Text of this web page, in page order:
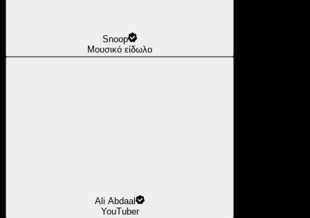
Snoop
Μουσικό είδωλο
Ali Abdaal
YouTuber